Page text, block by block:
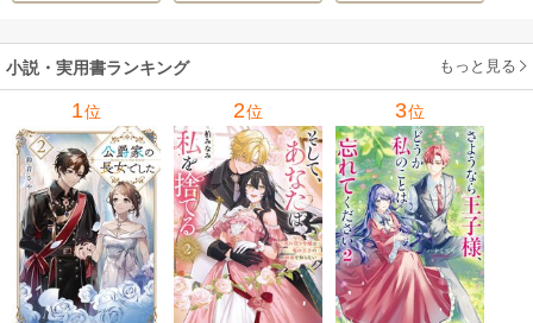
小説・実用書ランキング もっと見る
1位 2位 3位